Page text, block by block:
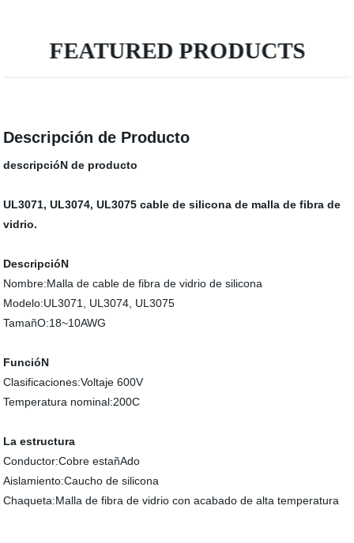
FEATURED PRODUCTS
Descripción de Producto
descripcióN de producto
UL3071, UL3074, UL3075 cable de silicona de malla de fibra de
vidrio.
DescripcióN
Nombre:Malla de cable de fibra de vidrio de silicona
Modelo:UL3071, UL3074, UL3075
TamañO:18~10AWG
FuncióN
Clasificaciones:Voltaje 600V
Temperatura nominal:200C
La estructura
Conductor:Cobre estañAdo
Aislamiento:Caucho de silicona
Chaqueta:Malla de fibra de vidrio con acabado de alta temperatura